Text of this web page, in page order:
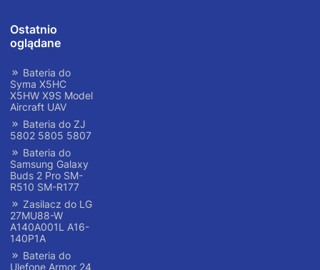
Ostatnio
oglądane
Bateria do
Syma X5HC
X5HW X9S Model
Aircraft UAV
Bateria do ZJ
5802 5805 5807
Bateria do
Samsung Galaxy
Buds 2 Pro SM-
R510 SM-R177
Zasilacz do LG
27MU88-W
A140A001L A16-
140P1A
Bateria do
Ulefone Armor 24